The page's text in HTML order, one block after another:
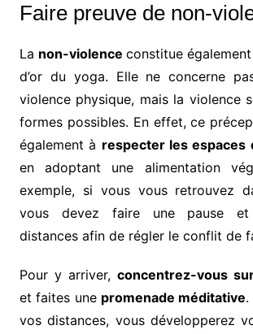
Faire preuve de non-
La non-violence constitue
d’or du yoga. Elle ne concerne
violence physique, mais la violence
formes possibles. En effet, ce
également à respecter les espaces
en adoptant une alimentation
exemple, si vous vous retrouvez
vous devez faire une pause
distances afin de régler le conflit de
Pour y arriver, concentrez-vous
et faites une promenade méditative.
vos distances, vous développerez